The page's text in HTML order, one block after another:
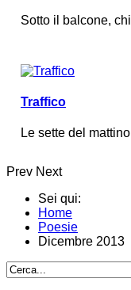
Sotto il balcone,
Traffico
Le sette del
Prev Next
Sei qui:
Home
Poesie
Dicembre 2013